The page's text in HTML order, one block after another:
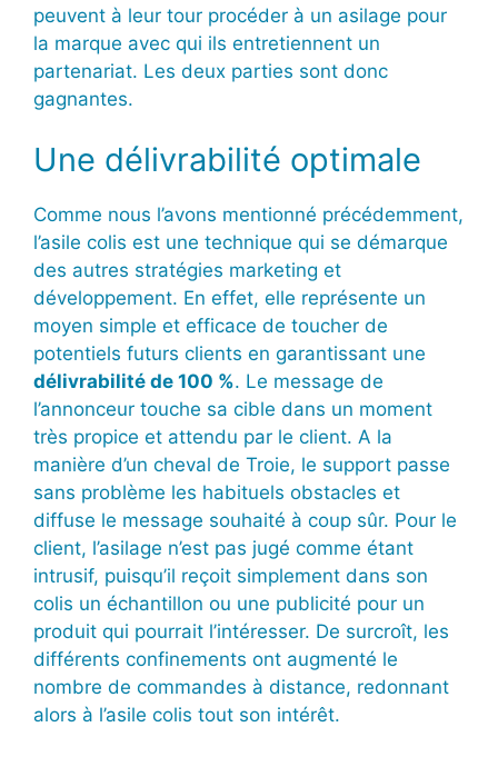
peuvent à leur tour procéder à un asilage pour
la marque avec qui ils entretiennent un
partenariat. Les deux parties sont donc
gagnantes.
Une délivrabilité optimale
Comme nous l’avons mentionné précédemment,
l’asile colis est une technique qui se démarque
des autres stratégies marketing et
développement. En effet, elle représente un
moyen simple et efficace de toucher de
potentiels futurs clients en garantissant une
délivrabilité de 100 %. Le message de
l’annonceur touche sa cible dans un moment
très propice et attendu par le client. A la
manière d’un cheval de Troie, le support passe
sans problème les habituels obstacles et
diffuse le message souhaité à coup sûr. Pour le
client, l’asilage n’est pas jugé comme étant
intrusif, puisqu’il reçoit simplement dans son
colis un échantillon ou une publicité pour un
produit qui pourrait l’intéresser. De surcroît, les
différents confinements ont augmenté le
nombre de commandes à distance, redonnant
alors à l’asile colis tout son intérêt.